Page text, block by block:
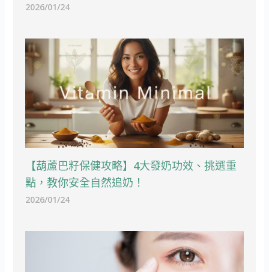
2026/01/24
【葫蘆巴籽保健攻略】4大發奶功效、挑選重
點，教你安全自然追奶！
2026/01/24